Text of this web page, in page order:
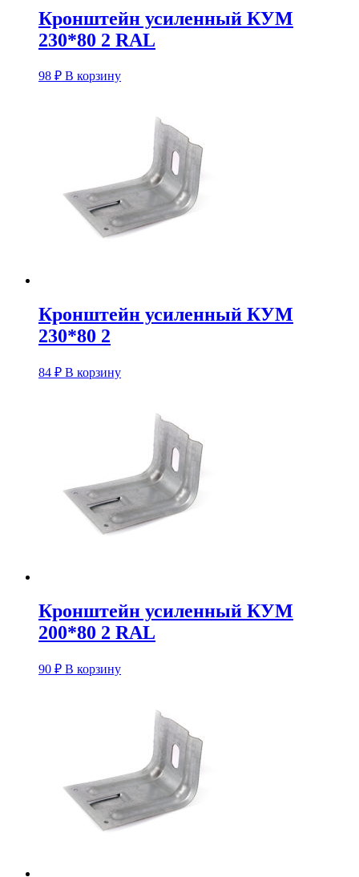
Кронштейн усиленный КУM
230*80 2 RAL
98 ₽ В корзину
Кронштейн усиленный КУM
230*80 2
84 ₽ В корзину
Кронштейн усиленный КУM
200*80 2 RAL
90 ₽ В корзину